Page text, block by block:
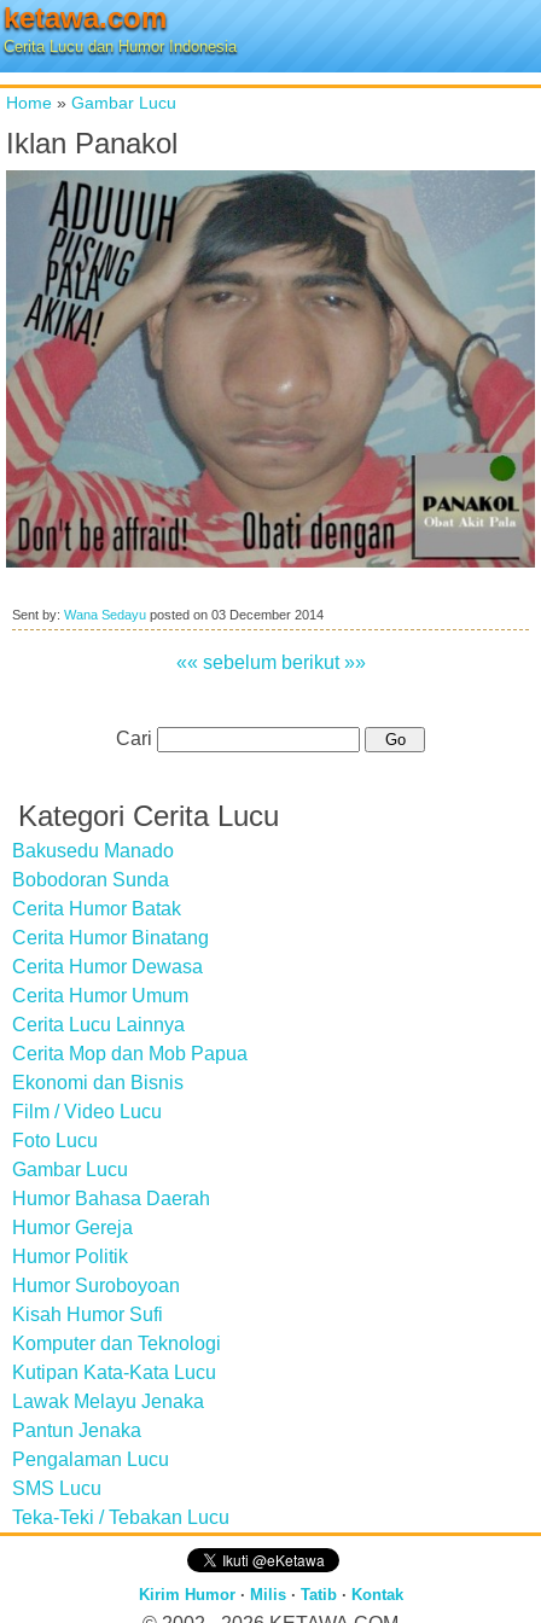
ketawa.com
Cerita Lucu dan Humor Indonesia
Home » Gambar Lucu
Iklan Panakol
Sent by: Wana Sedayu posted on 03 December 2014
«« sebelum berikut »»
Cari
Kategori Cerita Lucu
Bakusedu Manado
Bobodoran Sunda
Cerita Humor Batak
Cerita Humor Binatang
Cerita Humor Dewasa
Cerita Humor Umum
Cerita Lucu Lainnya
Cerita Mop dan Mob Papua
Ekonomi dan Bisnis
Film / Video Lucu
Foto Lucu
Gambar Lucu
Humor Bahasa Daerah
Humor Gereja
Humor Politik
Humor Suroboyoan
Kisah Humor Sufi
Komputer dan Teknologi
Kutipan Kata-Kata Lucu
Lawak Melayu Jenaka
Pantun Jenaka
Pengalaman Lucu
SMS Lucu
Teka-Teki / Tebakan Lucu
Kirim Humor· Milis· Tatib· Kontak